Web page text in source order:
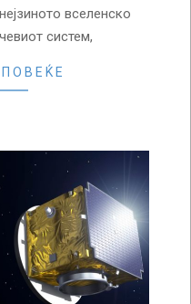
вселенско
систем,